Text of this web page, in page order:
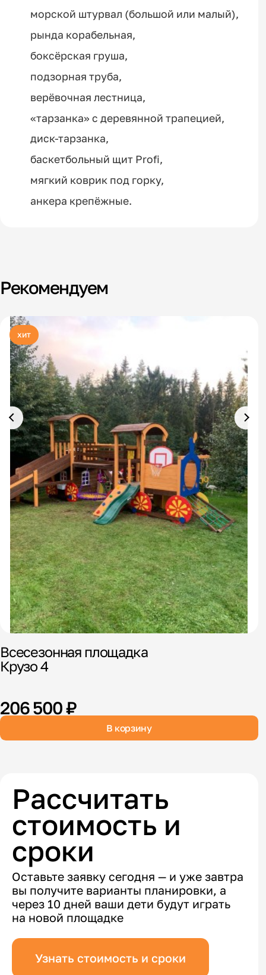
морской штурвал (большой или малый),
рында корабельная,
боксёрская груша,
подзорная труба,
верёвочная лестница,
«тарзанка» с деревянной трапецией,
диск-тарзанка,
баскетбольный щит Profi,
мягкий коврик под горку,
анкера крепёжные.
Рекомендуем
хит
Всесезонная площадка
Крузо 4
206 500 ₽
В корзину
Рассчитать
стоимость и
сроки
Оставьте заявку сегодня — и уже завтра
вы получите варианты планировки, а
через 10 дней ваши дети будут играть
на новой площадке
Узнать стоимость и сроки